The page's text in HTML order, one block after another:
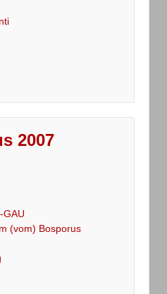
2007
GAU
(vom) Bosporus